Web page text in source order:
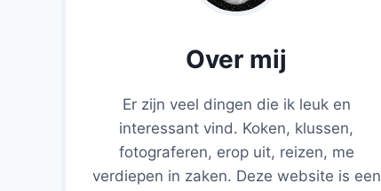
Over mij
Er zijn veel dingen die ik leuk en
interessant vind. Koken, klussen,
fotograferen, erop uit, reizen, me
verdiepen in zaken. Deze website is een